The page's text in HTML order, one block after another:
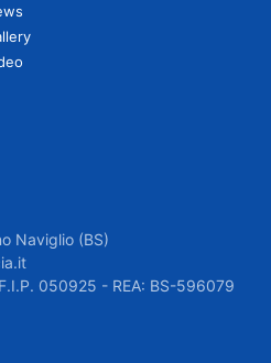
Naviglio (BS)
050925 - REA: BS-596079